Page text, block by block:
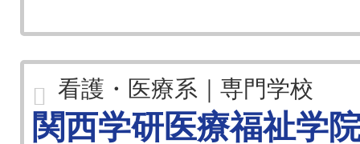
看護・医療系｜専門学校
関西学研医療福祉学